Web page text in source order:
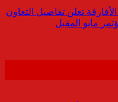
تعلن تفاصيل التعاون
مايو المقبل